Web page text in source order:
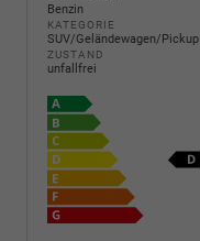
Benzin
KATEGORIE
SUV/Geländewagen/Pickup
ZUSTAND
unfallfrei